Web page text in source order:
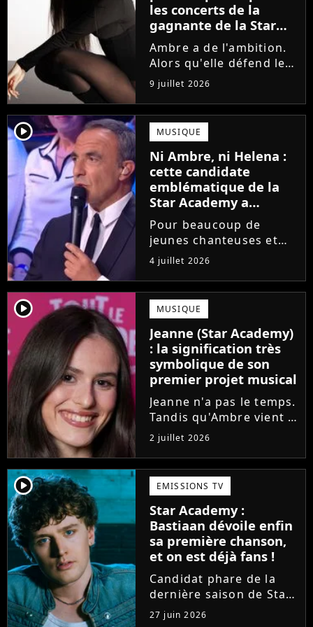
les concerts de la
gagnante de la Star
Academy !
Ambre a de l'ambition.
Alors qu'elle défend le
single J'me demande et
qu'elle prépare son
premier album, la
gagnante de la dernière
saison de la Star
Academy annonce les
dates de sa...
9 juillet 2026
player2 MUSIQUE
Ni Ambre, ni Helena :
cette candidate
emblématique de la
Star Academy a
souffert après
l'émission, "J'étais
traitée de potiche"
Pour beaucoup de
jeunes chanteuses et
chanteurs, la Star
Academy est un rêve.
Mais comme l'a rappelé
une ancienne gagnante,
l'émission de TF1 n'est
pas toujours simple à
vivre.
4 juillet 2026
player2 MUSIQUE
Jeanne (Star Academy)
: la signification très
symbolique de son
premier projet musical
Jeanne n'a pas le temps.
Tandis qu'Ambre vient à
peine de dévoiler son
premier single, l'ex-
candidate de la Star
Academy s'apprête à
sortir un troisième titre
(Les règles) et vient...
2 juillet 2026
player2 EMISSIONS TV
Star Academy :
Bastiaan dévoile enfin
sa première chanson,
et on est déjà fans !
Candidat phare de la
dernière saison de Star
Academy, Bastiaan fait
27 juin 2026